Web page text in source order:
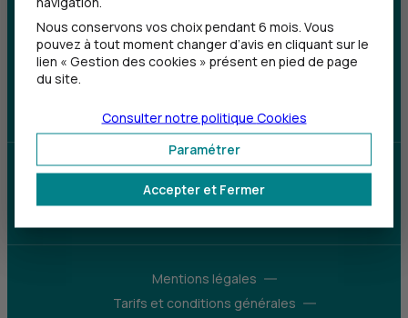
Sourds et
malentendants
Parrainez un proche et profitez ensemble
d’avantages
Mentions légales
Tarifs et conditions générales
Nous conservons vos choix pendant 6 mois. Vous
pouvez à tout moment changer d’avis en cliquant sur le
lien « Gestion des cookies » présent en pied de page
du site.
Accepter et Fermer
Paramétrer
Consulter notre politique Cookies